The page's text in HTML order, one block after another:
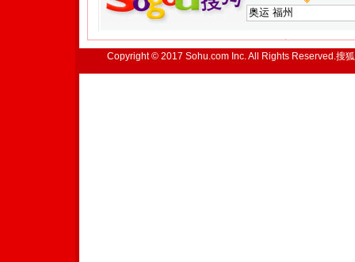
Copyright © 2017 Sohu.com Inc. All Rights Reserved.搜